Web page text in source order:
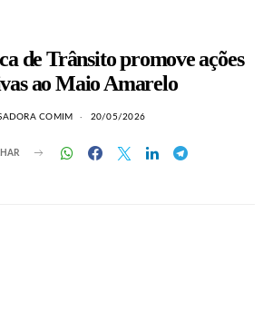
de Trânsito promove ações
ao Maio Amarelo
COMIM 20/05/2026